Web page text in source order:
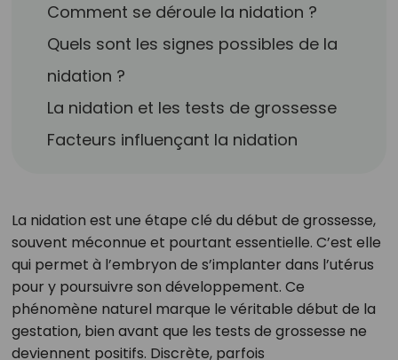
Comment se déroule la nidation ?
Quels sont les signes possibles de la
nidation ?
La nidation et les tests de grossesse
Facteurs influençant la nidation
La nidation est une étape clé du début de grossesse,
souvent méconnue et pourtant essentielle. C’est elle
qui permet à l’embryon de s’implanter dans l’utérus
pour y poursuivre son développement. Ce
phénomène naturel marque le véritable début de la
gestation, bien avant que les tests de grossesse ne
deviennent positifs. Discrète, parfois